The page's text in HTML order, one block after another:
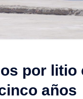
por litio
años